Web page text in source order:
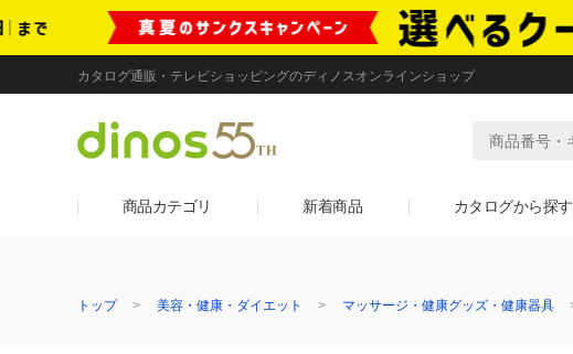
カタログ通販・テレビショッピングのディノスオンラインショップ
商品カテゴリ 新着商品 カタログから探す
トップ 美容・健康・ダイエット マッサージ・健康グッズ・健康器具